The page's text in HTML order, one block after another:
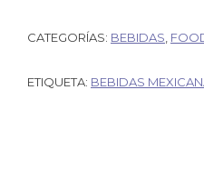
CATEGORÍAS: BEBIDAS
ETIQUETA: BEBIDAS